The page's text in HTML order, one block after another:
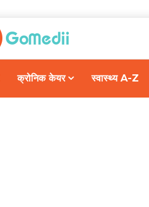
क्रोनिक केयर स्वास्थ्य A-Z